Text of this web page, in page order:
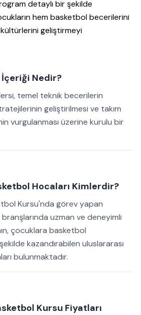
detaylı bir şekilde
hem basketbol becerilerini
geliştirmeyi
Nedir?
temel teknik becerilerin
geliştirilmesi ve takım
vurgulanması üzerine kurulu bir
Hocaları Kimlerdir?
Kursu'nda görev yapan
uzman ve deneyimli
çocuklara basketbol
kazandırabilen uluslararası
bulunmaktadır.
Kursu Fiyatları